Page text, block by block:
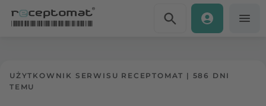
UŻYTKOWNIK SERWISU RECEPTOMAT | 586 DNI
TEMU